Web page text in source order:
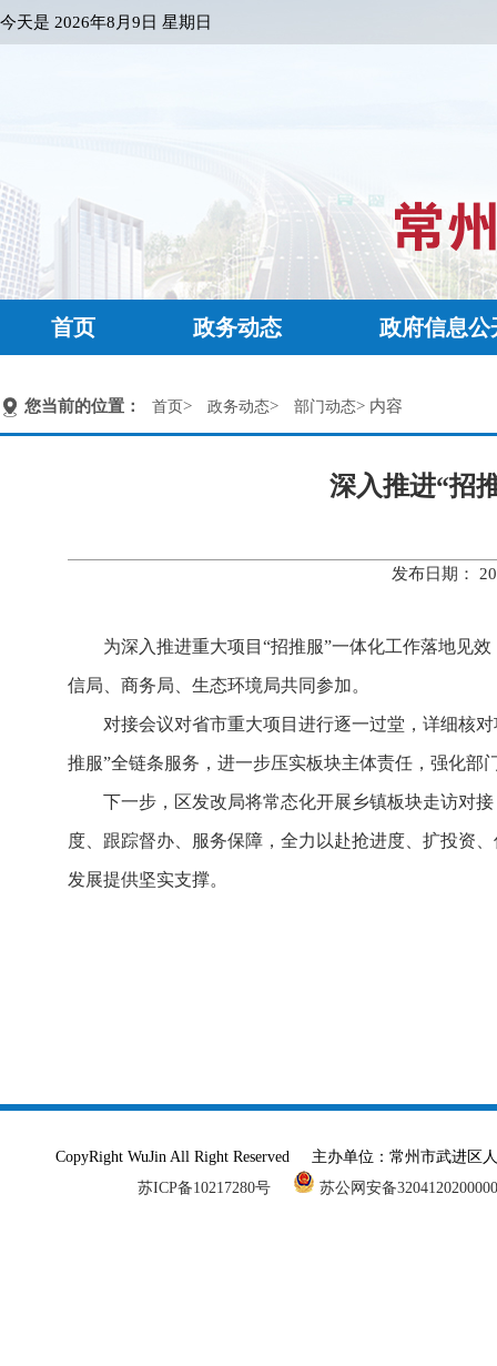
今天是 2026年8月9日 星期日
首页 政务动态 政府信息公
您当前的位置： 首页> 政务动态> 部门动态> 内容
深入推进“招
发布日期：
为深入推进重大项目“招推服”一体化工作落地见
信局、商务局、生态环境局共同参加。
对接会议对省市重大项目进行逐一过堂，详细核
推服”全链条服务，进一步压实板块主体责任，强化部
下一步，区发改局将常态化开展乡镇板块走访对
度、跟踪督办、服务保障，全力以赴抢进度、扩投资
发展提供坚实支撑。
CopyRight WuJin All Right Reserved 主办单位：常州市武进
苏ICP备10217280号
苏公网安备